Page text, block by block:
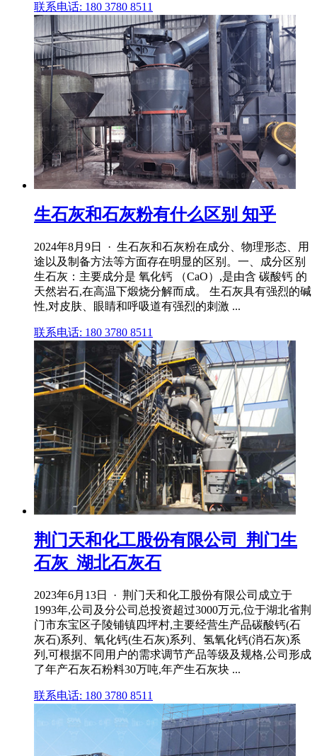
联系电话: 180 3780 8511
生石灰和石灰粉有什么区别 知乎
2024年8月9日 · 生石灰和石灰粉在成分、物理形态、用
途以及制备方法等方面存在明显的区别。一、成分区别
生石灰：主要成分是 氧化钙 （CaO）,是由含 碳酸钙 的
天然岩石,在高温下煅烧分解而成。 生石灰具有强烈的碱
性,对皮肤、眼睛和呼吸道有强烈的刺激 ...
联系电话: 180 3780 8511
荆门天和化工股份有限公司_荆门生
石灰_湖北石灰石
2023年6月13日 · 荆门天和化工股份有限公司成立于
1993年,公司及分公司总投资超过3000万元,位于湖北省荆
门市东宝区子陵铺镇四坪村,主要经营生产品碳酸钙(石
灰石)系列、氧化钙(生石灰)系列、氢氧化钙(消石灰)系
列,可根据不同用户的需求调节产品等级及规格,公司形成
了年产石灰石粉料30万吨,年产生石灰块 ...
联系电话: 180 3780 8511